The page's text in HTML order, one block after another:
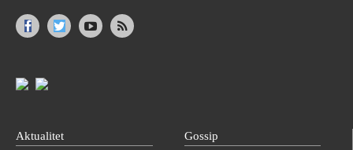
Aktualitet Gossip